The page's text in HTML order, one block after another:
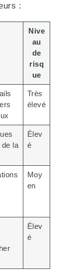
:
Nive
au
de
risq
ue
Très
élevé
de la
Élev
é
Moy
en
Élev
é